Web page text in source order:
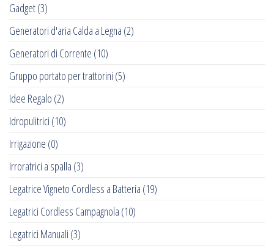
Gadget(3)
Generatori d'aria Calda a Legna (2)
Generatori di Corrente (10)
Gruppo portato per trattorini (5)
Idee Regalo (2)
Idropulitrici (10)
Irrigazione (0)
Irroratrici a spalla (3)
Legatrice Vigneto Cordless a Batteria (19)
Legatrici Cordless Campagnola (10)
Legatrici Manuali (3)